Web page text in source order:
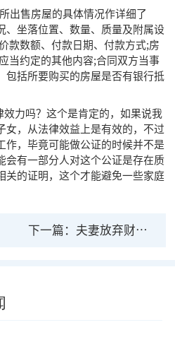
售房屋的具体情况作详细了
、坐落位置、数量、质量及附属设
款数额、付款日期、付款方式;房
当约定的其他内容;合同双方当事
包括所要购买的房屋是否有银行抵
力吗？这个是肯定的，如果说我
女，从法律效益上是有效的，不过
作，毕竟可能做公证的时候并不是
会有一部分人对这个公证是存在质
关的证明，这个才能避免一些家庭
下一篇： 夫妻放弃财产公证的法律效力